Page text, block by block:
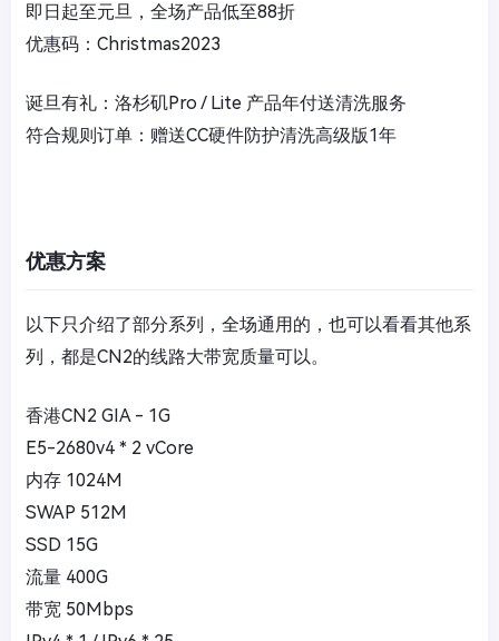
即日起至元旦，全场产品低至88折
优惠码：Christmas2023
诞旦有礼：洛杉矶Pro / Lite 产品年付送清洗服务
符合规则订单：赠送CC硬件防护清洗高级版1年
优惠方案
以下只介绍了部分系列，全场通用的，也可以看看其他系
列，都是CN2的线路大带宽质量可以。
香港CN2 GIA - 1G
E5-2680v4 * 2 vCore
内存 1024M
SWAP 512M
SSD 15G
流量 400G
带宽 50Mbps